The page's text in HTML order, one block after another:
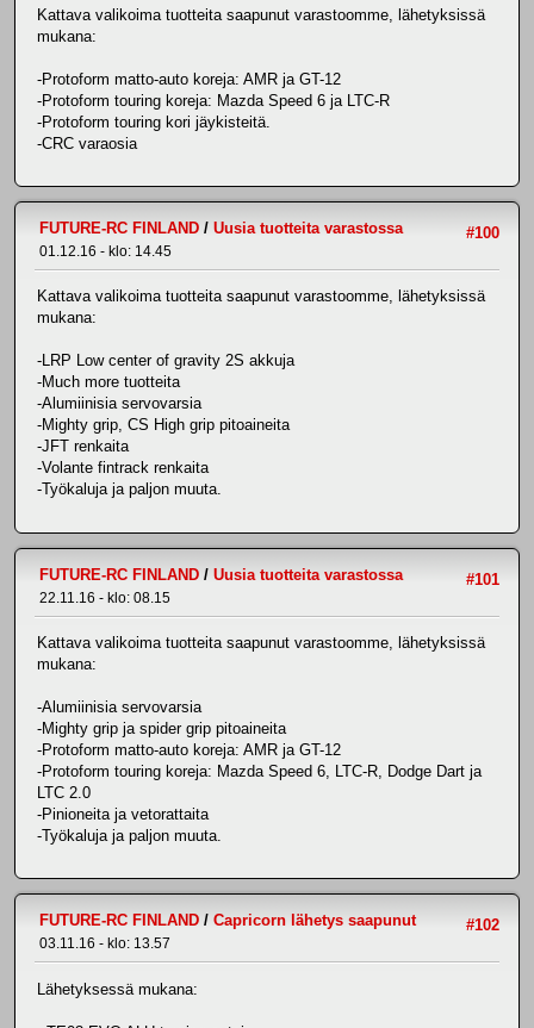
Kattava valikoima tuotteita saapunut varastoomme, lähetyksissä
mukana:
-Protoform matto-auto koreja: AMR ja GT-12
-Protoform touring koreja: Mazda Speed 6 ja LTC-R
-Protoform touring kori jäykisteitä.
-CRC varaosia
#100
FUTURE-RC FINLAND / Uusia tuotteita varastossa
01.12.16 - klo: 14.45
Kattava valikoima tuotteita saapunut varastoomme, lähetyksissä
mukana:
-LRP Low center of gravity 2S akkuja
-Much more tuotteita
-Alumiinisia servovarsia
-Mighty grip, CS High grip pitoaineita
-JFT renkaita
-Volante fintrack renkaita
-Työkaluja ja paljon muuta.
#101
FUTURE-RC FINLAND / Uusia tuotteita varastossa
22.11.16 - klo: 08.15
Kattava valikoima tuotteita saapunut varastoomme, lähetyksissä
mukana:
-Alumiinisia servovarsia
-Mighty grip ja spider grip pitoaineita
-Protoform matto-auto koreja: AMR ja GT-12
-Protoform touring koreja: Mazda Speed 6, LTC-R, Dodge Dart ja
LTC 2.0
-Pinioneita ja vetorattaita
-Työkaluja ja paljon muuta.
#102
FUTURE-RC FINLAND / Capricorn lähetys saapunut
03.11.16 - klo: 13.57
Lähetyksessä mukana: